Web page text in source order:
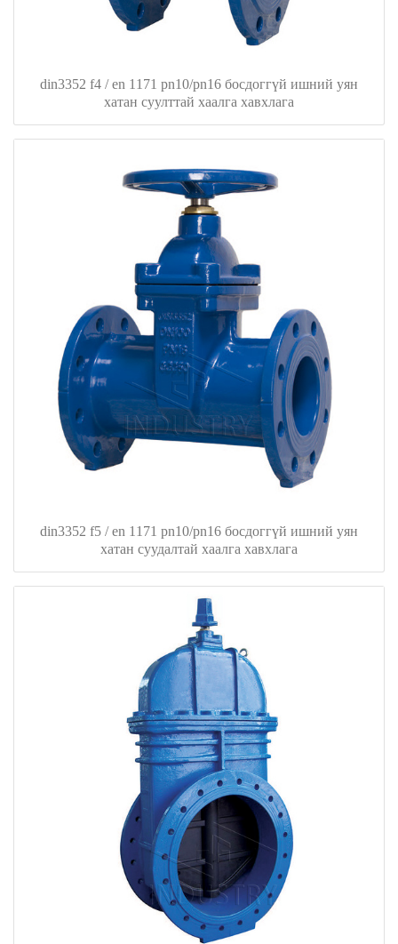
din3352 f4 / en 1171 pn10/pn16 босдоггүй ишний уян
хатан суулттай хаалга хавхлага
din3352 f5 / en 1171 pn10/pn16 босдоггүй ишний уян
хатан суудалтай хаалга хавхлага